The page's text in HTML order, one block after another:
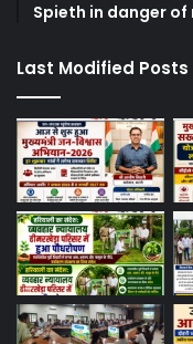
Spieth in danger of
Last Modified Posts